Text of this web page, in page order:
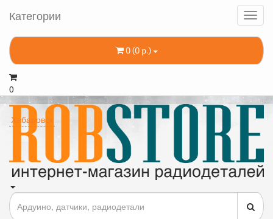
Категории
0 (0 р.)
0
Хабаровск